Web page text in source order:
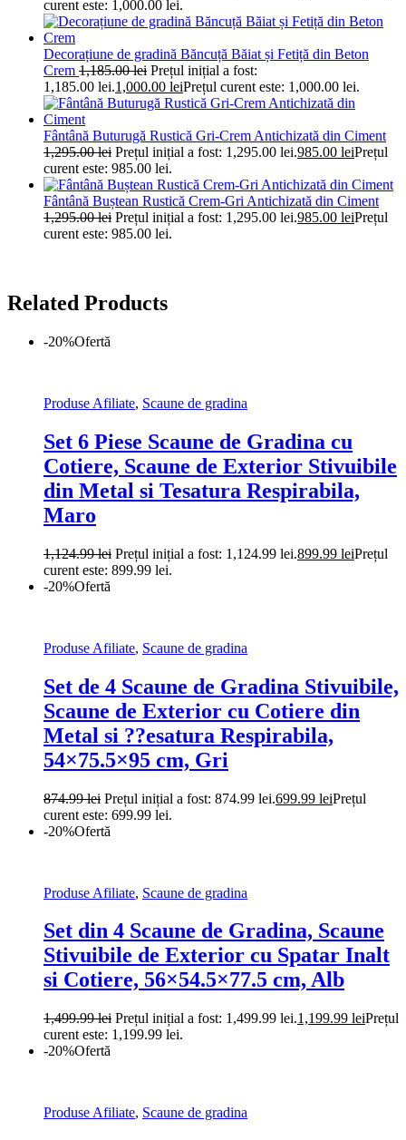
curent este: 1,000.00 lei.
Decorațiune de gradină Băncuță Băiat și Fetiță din Beton
Crem 1,185.00lei Prețul inițial a fost:
1,185.00 lei.1,000.00 leiPrețul curent este: 1,000.00 lei.
Fântână Buturugă Rustică Gri-Crem Antichizată din Ciment
1,295.00lei Prețul inițial a fost: 1,295.00 lei.985.00 leiPrețul
curent este: 985.00 lei.
Fântână Buștean Rustică Crem-Gri Antichizată din Ciment
1,295.00lei Prețul inițial a fost: 1,295.00 lei.985.00 leiPrețul
curent este: 985.00 lei.
Related Products
-20%Ofertă
Produse Afiliate, Scaune de gradina
Set 6 Piese Scaune de Gradina cu
Cotiere, Scaune de Exterior Stivuibile
din Metal si Tesatura Respirabila,
Maro
1,124.99lei Prețul inițial a fost: 1,124.99 lei.899.99 leiPrețul
curent este: 899.99 lei.
-20%Ofertă
Produse Afiliate, Scaune de gradina
Set de 4 Scaune de Gradina Stivuibile,
Scaune de Exterior cu Cotiere din
Metal si ??esatura Respirabila,
54×75.5×95 cm, Gri
874.99lei Prețul inițial a fost: 874.99 lei.699.99 leiPrețul
curent este: 699.99 lei.
-20%Ofertă
Produse Afiliate, Scaune de gradina
Set din 4 Scaune de Gradina, Scaune
Stivuibile de Exterior cu Spatar Inalt
si Cotiere, 56×54.5×77.5 cm, Alb
1,499.99lei Prețul inițial a fost: 1,499.99 lei.1,199.99 leiPrețul
curent este: 1,199.99 lei.
-20%Ofertă
Produse Afiliate, Scaune de gradina